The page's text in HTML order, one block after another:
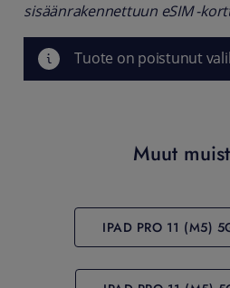
sisäänrakennettuun eSIM -
Tuote on poistunut
Muut
IPAD PRO 11 (M5)